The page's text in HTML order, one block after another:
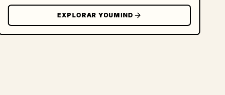
EXPLORAR YOUMIND